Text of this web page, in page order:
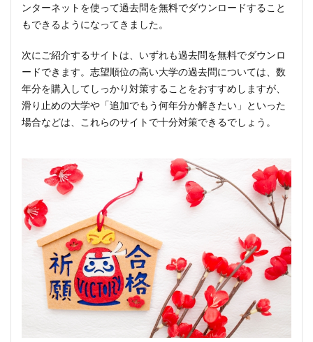
ンターネットを使って過去問を無料でダウンロードすること
もできるようになってきました。
次にご紹介するサイトは、いずれも過去問を無料でダウンロ
ードできます。志望順位の高い大学の過去問については、数
年分を購入してしっかり対策することをおすすめしますが、
滑り止めの大学や「追加でもう何年分か解きたい」といった
場合などは、これらのサイトで十分対策できるでしょう。